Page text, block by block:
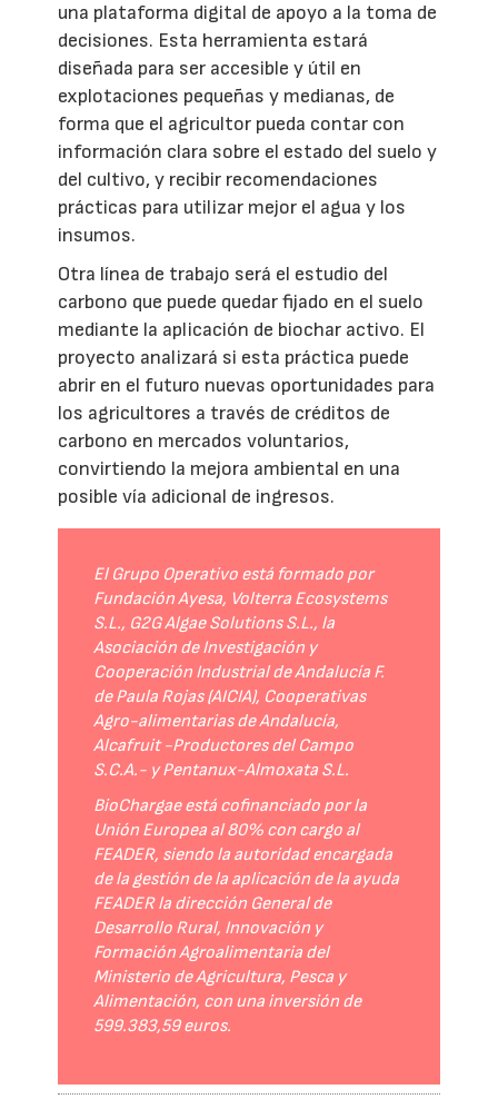
una plataforma digital de apoyo a la toma de
decisiones. Esta herramienta estará
diseñada para ser accesible y útil en
explotaciones pequeñas y medianas, de
forma que el agricultor pueda contar con
información clara sobre el estado del suelo y
del cultivo, y recibir recomendaciones
prácticas para utilizar mejor el agua y los
insumos.
Otra línea de trabajo será el estudio del
carbono que puede quedar fijado en el suelo
mediante la aplicación de biochar activo. El
proyecto analizará si esta práctica puede
abrir en el futuro nuevas oportunidades para
los agricultores a través de créditos de
carbono en mercados voluntarios,
convirtiendo la mejora ambiental en una
posible vía adicional de ingresos.
El Grupo Operativo está formado por
Fundación Ayesa, Volterra Ecosystems
S.L., G2G Algae Solutions S.L., la
Asociación de Investigación y
Cooperación Industrial de Andalucía F.
de Paula Rojas (AICIA), Cooperativas
Agro-alimentarias de Andalucía,
Alcafruit -Productores del Campo
S.C.A.- y Pentanux-Almoxata S.L.
BioChargae está cofinanciado por la
Unión Europea al 80% con cargo al
FEADER, siendo la autoridad encargada
de la gestión de la aplicación de la ayuda
FEADER la dirección General de
Desarrollo Rural, Innovación y
Formación Agroalimentaria del
Ministerio de Agricultura, Pesca y
Alimentación, con una inversión de
599.383,59 euros.